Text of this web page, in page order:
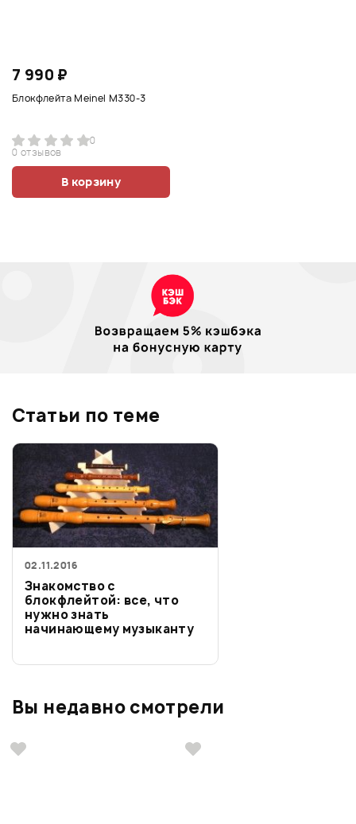
7 990 ₽
Блокфлейта Meinel M330-3
0
0 отзывов
В корзину
Статьи по теме
02.11.2016
Знакомство с
блокфлейтой: все, что
нужно знать
начинающему музыканту
Вы недавно смотрели